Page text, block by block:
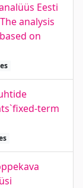
Eesti
analysis
on
term